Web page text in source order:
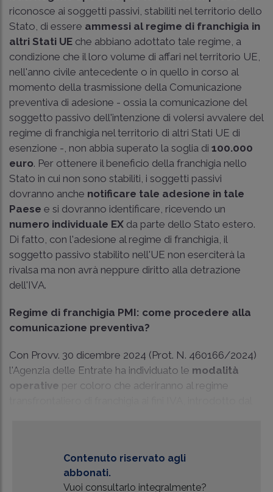
riconosce ai soggetti passivi, stabiliti nel territorio dello
Stato, di essere ammessi al regime di franchigia in
altri Stati UE che abbiano adottato tale regime, a
condizione che il loro volume di affari nel territorio UE,
nell'anno civile antecedente o in quello in corso al
momento della trasmissione della Comunicazione
preventiva di adesione - ossia la comunicazione del
soggetto passivo dell'intenzione di volersi avvalere del
regime di franchigia nel territorio di altri Stati UE di
esenzione -, non abbia superato la soglia di 100.000
euro. Per ottenere il beneficio della franchigia nello
Stato in cui non sono stabiliti, i soggetti passivi
dovranno anche notificare tale adesione in tale
Paese e si dovranno identificare, ricevendo un
numero individuale EX da parte dello Stato estero.
Di fatto, con l'adesione al regime di franchigia, il
soggetto passivo stabilito nell'UE non eserciterà la
rivalsa ma non avrà neppure diritto alla detrazione
dell'IVA.
Regime di franchigia PMI: come procedere alla
comunicazione preventiva?
Con Provv. 30 dicembre 2024 (Prot. N. 460166/2024)
l'Agenzia delle Entrate ha individuato le modalità
operative per coloro che aderiranno al regime
Contenuto riservato agli
abbonati.
Vuoi consultarlo integralmente?